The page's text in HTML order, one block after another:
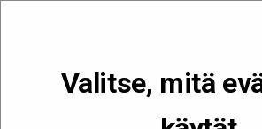
Valitse, mitä
Kehitän ja kehityn #töissäSuomelle